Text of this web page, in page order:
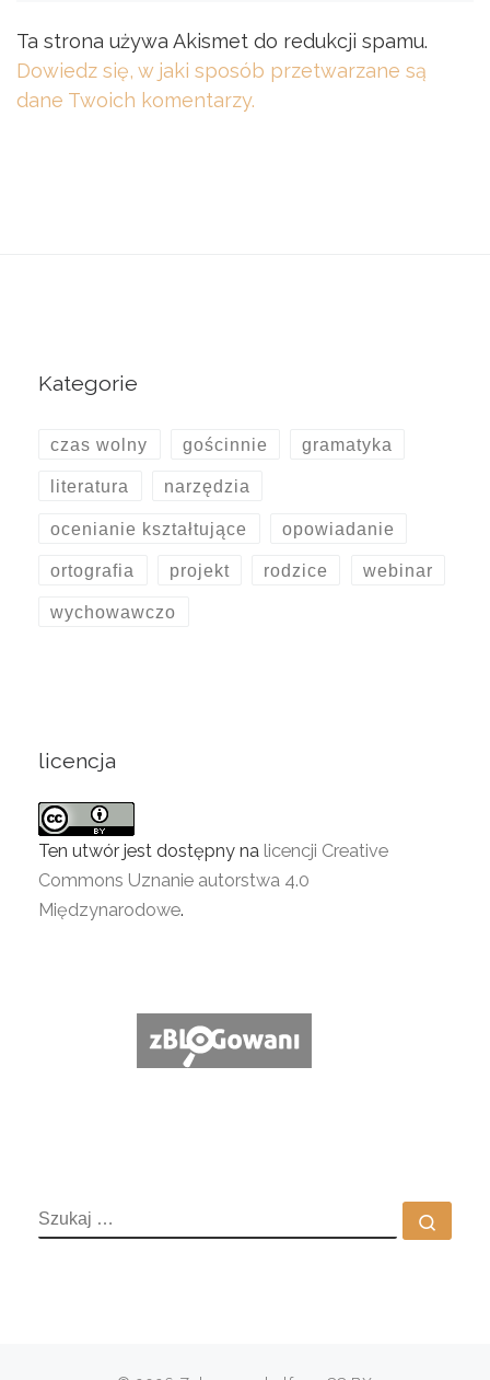
Ta strona używa Akismet do redukcji spamu.
Dowiedz się, w jaki sposób przetwarzane są
dane Twoich komentarzy.
Kategorie
czas wolny gościnnie gramatyka
literatura narzędzia
ocenianie kształtujące opowiadanie
ortografia projekt rodzice webinar
wychowawczo
licencja
Ten utwór jest dostępny na licencji Creative
Commons Uznanie autorstwa 4.0
Międzynarodowe.
SZUKAJ